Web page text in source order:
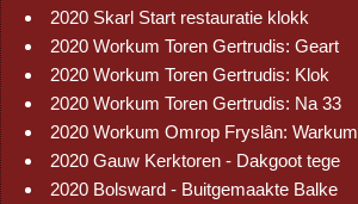
2020 Skarl Start restauratie klokk
2020 Workum Toren Gertrudis: Geart
2020 Workum Toren Gertrudis: Klok
2020 Workum Toren Gertrudis: Na 33
2020 Workum Omrop Fryslân: Warkum
2020 Gauw Kerktoren - Dakgoot tege
2020 Bolsward - Buitgemaakte Balke